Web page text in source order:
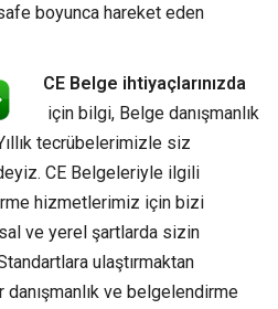
boyunca hareket eden
CE Belge ihtiyaçlarınızda
için bilgi, Belge danışmanlık
tecrübelerimizle siz
CE Belgeleriyle ilgili
hizmetlerimiz için bizi
ve yerel şartlarda sizin
ulaştırmaktan
ve belgelendirme